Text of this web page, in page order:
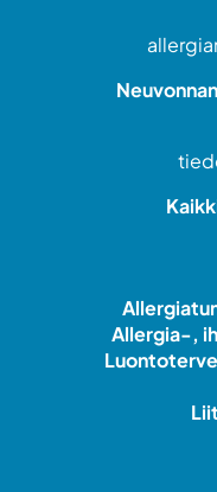
Allergia-,